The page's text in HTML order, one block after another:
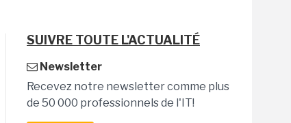
SUIVRE TOUTE L'ACTUALITÉ
Newsletter
Recevez notre newsletter comme plus
de 50 000 professionnels de l'IT!